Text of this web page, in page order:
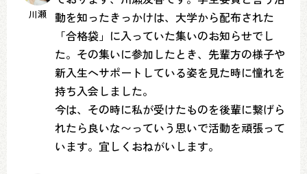
川瀬
動を知ったきっかけは、大学から配布された
「合格袋」に入っていた集いのお知らせでし
た。その集いに参加したとき、先輩方の様子や
新入生へサポートしている姿を見た時に憧れを
持ち入会しました。
今は、その時に私が受けたものを後輩に繋げら
れたら良いな〜っていう思いで活動を頑張って
います。宜しくおねがいします。